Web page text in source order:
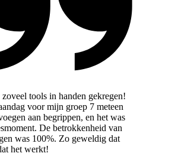
tools in handen gekregen!
voor mijn groep 7 meteen
aan begrippen, en het was
De betrokkenheid van
was 100%. Zo geweldig dat
het werkt!